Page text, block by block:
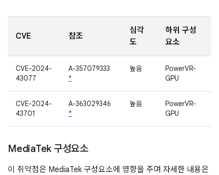
CVE 참조
심각
도
하위 구성
요소
CVE-2024-
43077
A-357079333
*
높음
PowerVR-
GPU
CVE-2024-
43701
A-363029346
*
높음
PowerVR-
GPU
MediaTek 구성요소
이 취약점은 MediaTek 구성요소에 영향을 주며 자세한 내용은